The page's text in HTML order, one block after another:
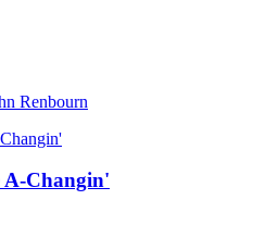
Renbourn
A-Changin'